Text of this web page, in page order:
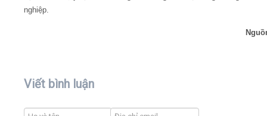
nghiệp.
Viết bình luận